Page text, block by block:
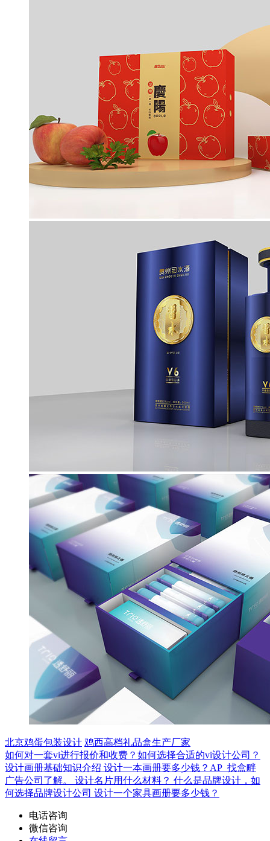
北京鸡蛋包装设计 鸡西高档礼品盒生产厂家
如何对一套vi进行报价和收费？如何选择合适的vi设计公司？
设计画册基础知识介绍 设计一本画册要多少钱？AP_找盒畔
广告公司了解。 设计名片用什么材料？ 什么是品牌设计，如
何选择品牌设计公司 设计一个家具画册要多少钱？
电话咨询
微信咨询